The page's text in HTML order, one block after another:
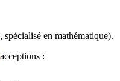
, spécialisé en mathématique).
acceptions :